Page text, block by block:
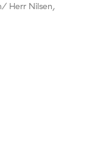
Herr Nilsen,